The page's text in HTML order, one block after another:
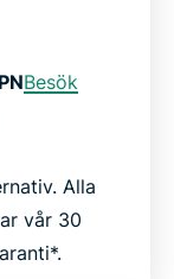
Besök
Alla
vår 30